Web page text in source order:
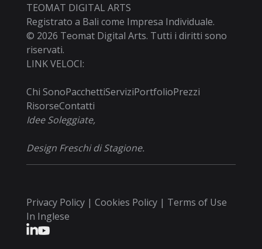
TEOMAT DIGITAL ARTS
Registrato a Bali come Impresa Individuale.
© 2026 Teomat Digital Arts. Tutti i diritti sono
riservati.
LINK VELOCI:
Chi SonoPacchettiServiziPortfolioPrezzi
RisorseContatti
Idee Soleggiate,
Design Freschi di Stagione.
Privacy Policy | Cookies Policy | Terms of Use
In Inglese